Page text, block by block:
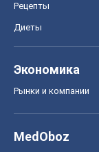
Рецепты
Диеты
Экономика
Рынки и компании
MedOboz